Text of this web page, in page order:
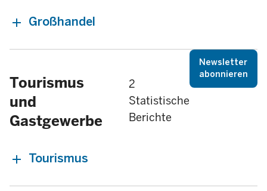
Großhandel
Tourismus
und
Gastgewerbe
2
Statistische
Berichte
Newsletter
abonnieren
Tourismus